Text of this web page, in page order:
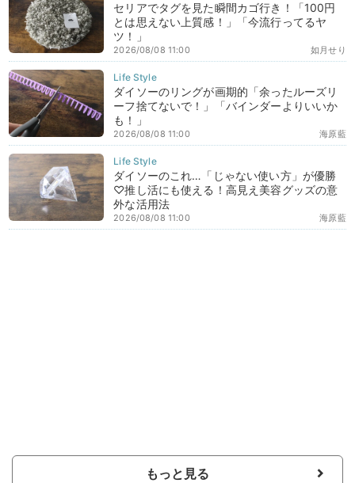
セリアでタグを見た瞬間カゴ行き！「100円
とは思えない上質感！」「今流行ってるヤ
ツ！」
如月せり
2026/08/08 11:00
ダイソーのリングが画期的「余ったルーズリ
ーフ捨てないで！」「バインダーよりいいか
も！」
海原藍
2026/08/08 11:00
ダイソーのこれ…「じゃない使い方」が優勝
♡推し活にも使える！高見え美容グッズの意
外な活用法
海原藍
2026/08/08 11:00
もっと見る